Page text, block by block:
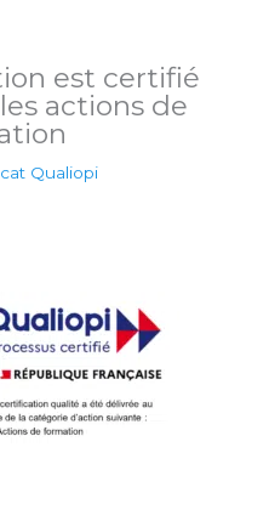
est certifié
actions de
Qualiopi